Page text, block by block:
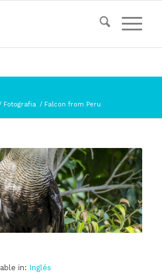
Fotografia / Falcon from Peru
in: Inglés